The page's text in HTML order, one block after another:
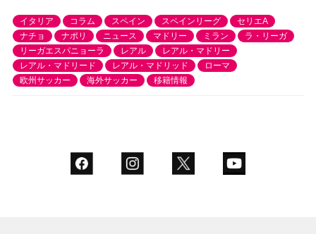
イタリア コラム スペイン スペインリーグ
セリエA
ナチョ
ナポリ ニュース マドリー ミラン
ラ・リーガ
リーガエスパニョーラ
レアル
レアル・マドリー
レアル・マドリード
レアル・マドリッド
ローマ
欧州サッカー
海外サッカー 移籍情報